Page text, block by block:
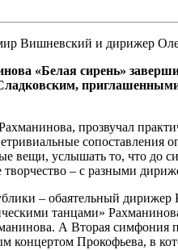
Вишневский и дирижер
«Белая сирень»
прозвучал
сопоставления
вещи, услышать то, что до
– с разными
– обаятельный
танцами»
А Вторая симфония
Прокофьева, в